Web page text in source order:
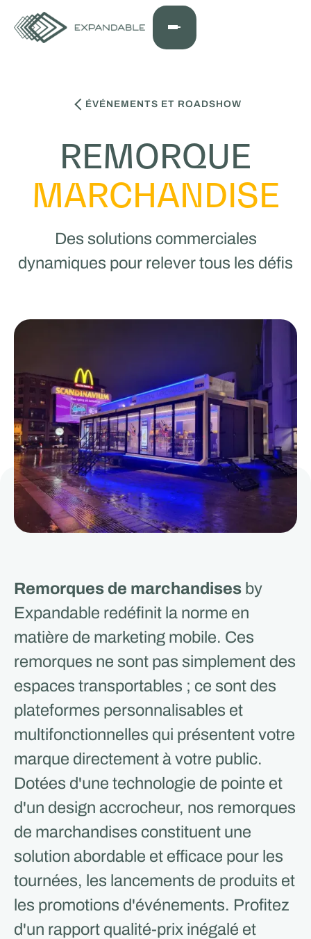
ÉVÉNEMENTS ET ROADSHOW
REMORQUE
MARCHANDISE
Des solutions commerciales
dynamiques pour relever tous les défis
Remorques de marchandisesby
Expandable redéfinit la norme en
matière de marketing mobile. Ces
remorques ne sont pas simplement des
espaces transportables ; ce sont des
plateformes personnalisables et
multifonctionnelles qui présentent votre
marque directement à votre public.
Dotées d'une technologie de pointe et
d'un design accrocheur, nos remorques
de marchandises constituent une
solution abordable et efficace pour les
tournées, les lancements de produits et
les promotions d'événements. Profitez
d'un rapport qualité-prix inégalé et